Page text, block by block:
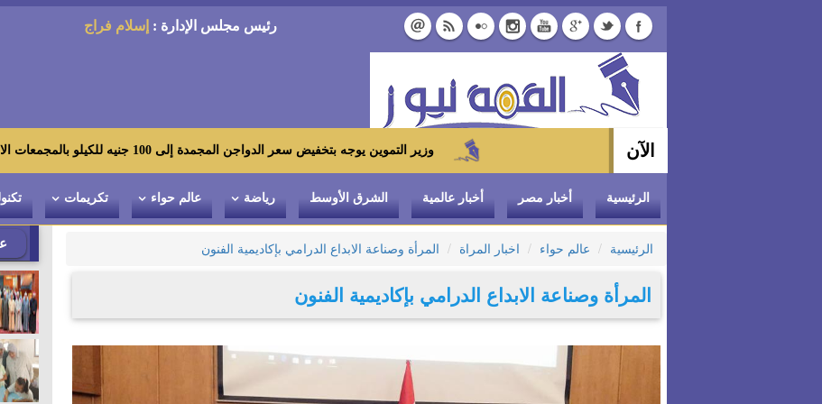
رئيس مجلس الإدارة : إسلام فراج
الآن وزير التموين يوجه بتخفيض سعر الدواجن المجمدة إلى 100 جنيه للكيلو بالمجمعات الاستهلاكية ومعارض «أهلاً رمضان»
الرئيسية أخبار مصر أخبار عالمية الشرق الأوسط رياضة عالم حواء تكريمات
الرئيسية عالم حواء اخبار المراة المرأة وصناعة الابداع الدرامي بإكاديمية الفنون
المرأة وصناعة الابداع الدرامي بإكاديمية الفنون